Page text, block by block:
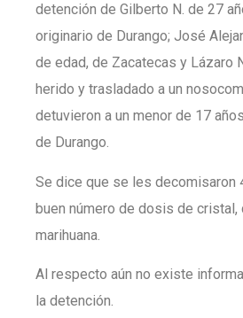
detención de Gilberto N. de 27
originario de Durango; José
de edad, de Zacatecas y Lázaro
herido y trasladado a un
detuvieron a un menor de 17
de Durango.
Se dice que se les decomisaron
buen número de dosis de cristal,
marihuana.
Al respecto aún no existe
la detención.